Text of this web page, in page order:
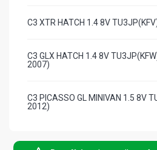
C3 XTR HATCH 1.4 8V
C3 GLX HATCH 1.4 8V
2007)
C3 PICASSO GL MINIVAN 1.5 8V
2012)
C3 EXCLUSIVE HATCH 1.6 16V